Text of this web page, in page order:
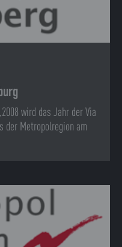
wird das Jahr der Via
der Metropolregion am